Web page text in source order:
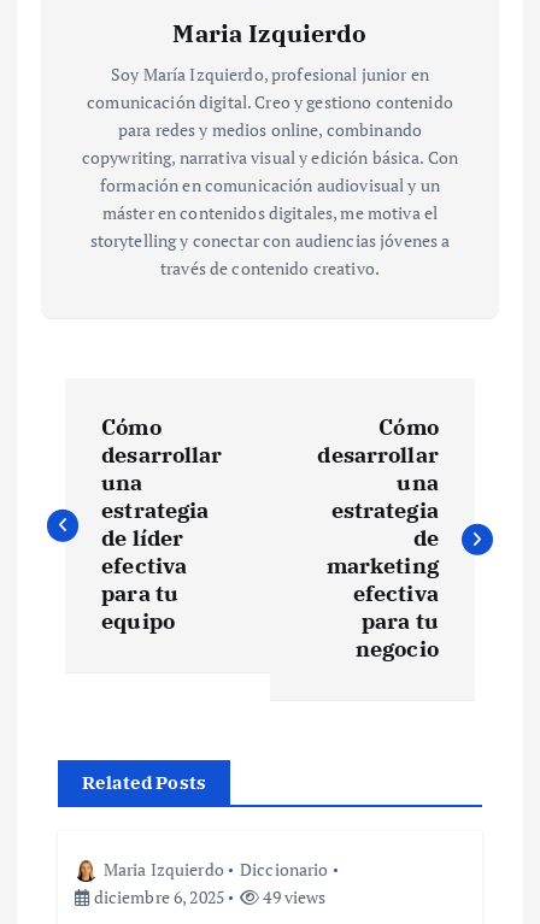
Maria Izquierdo
Soy María Izquierdo, profesional junior en
comunicación digital. Creo y gestiono contenido
para redes y medios online, combinando
copywriting, narrativa visual y edición básica. Con
formación en comunicación audiovisual y un
máster en contenidos digitales, me motiva el
storytelling y conectar con audiencias jóvenes a
través de contenido creativo.
v
c
Cómo
desarrollar
una
estrategia
de líder
efectiva
para tu
equipo
Cómo
desarrollar
una
estrategia
de
marketing
efectiva
para tu
negocio
Related Posts
Maria Izquierdo
Diccionario
diciembre 6, 2025
49 views